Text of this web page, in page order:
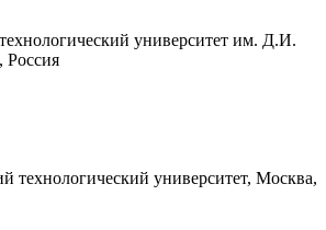
университет им. Д.И.
Россия
университет, Москва,